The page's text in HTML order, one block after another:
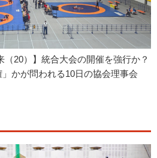
（20）】統合大会の開催を強行か？
」かが問われる10日の協会理事会